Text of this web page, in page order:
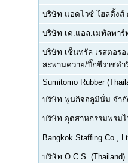
บริษัท แอดไวซ์ โฮลดิ้งส์
บริษัท เค.แอล.เมทัลพาร์
บริษัท เซ็นทรัล เรสตอร
สะพานควาย/บิ๊กซีราชดำ
Sumitomo Rubber
บริษัท พูนกิจอลูมินั่ม จำกั
บริษัท อุตสาหกรรมพรม
Bangkok Staffing Co.,
บริษัท O.C.S. (Thailand)